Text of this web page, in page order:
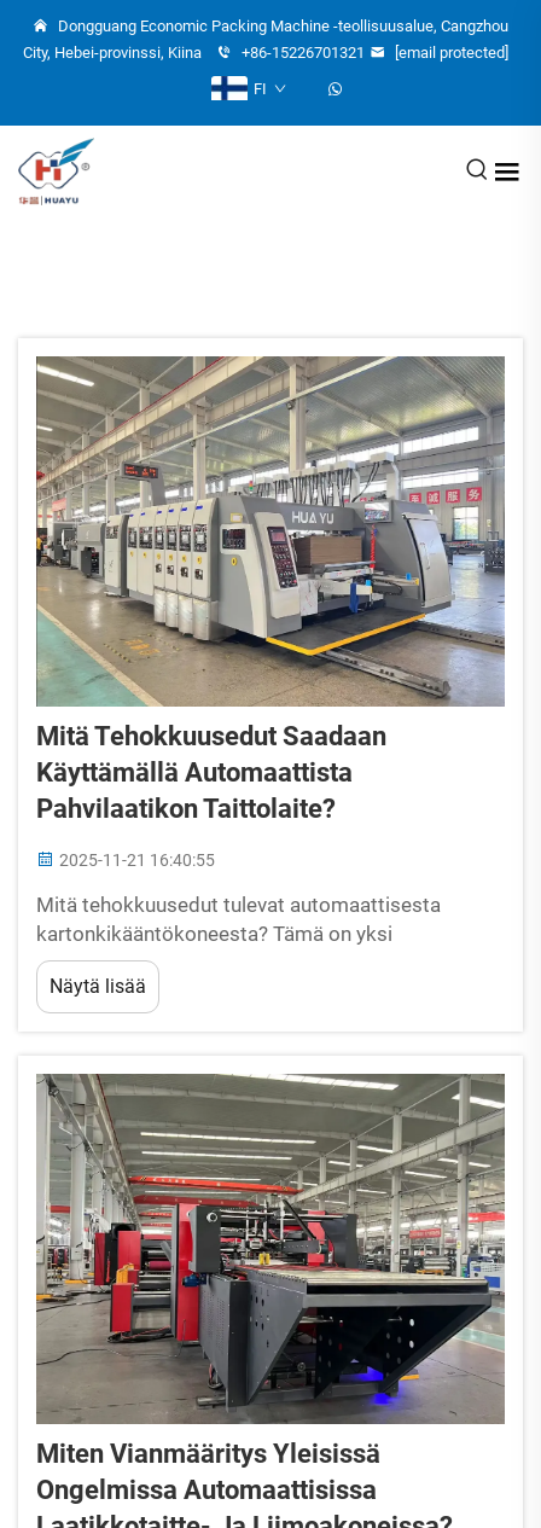
Dongguang Economic Packing Machine -teollisuusalue, Cangzhou
City, Hebei-provinssi, Kiina
+86-15226701321
[email protected]
FI
Mitä Tehokkuusedut Saadaan
Käyttämällä Automaattista
Pahvilaatikon Taittolaite?
2025-11-21 16:40:55
Mitä tehokkuusedut tulevat automaattisesta
kartonkikääntökoneesta? Tämä on yksi
yleisimmistä kysymyksistä yrityksille, jotka hakevat
automaatiota pakkausprosessiinsa. Rutiinitehtäviä
voidaan suorittaa nopeammin ja tehokkaammin
Näytä lisää
Miten Vianmääritys Yleisissä
Ongelmissa Automaattisissa